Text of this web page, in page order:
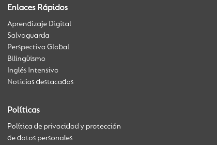
Enlaces Rápidos
Aprendizaje Digital
Salvaguarda
Perspectiva Global
Bilingüismo
Inglés Intensivo
Noticias destacadas
Políticas
Política de privacidad y protección
de datos personales